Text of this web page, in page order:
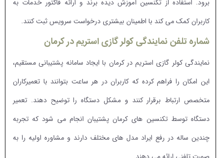
برود. استفاده از تکنسین آموزش دیده برند و ارائه فاکتور خدمات به
کاربران کمک می کند با اطمینان بیشتری درخواست سرویس ثبت کنند.
شماره تلفن نمایندگی کولر گازی استریم در کرمان
نمایندگی کولر گازی استریم در کرمان با ایجاد سامانه پشتیبانی مستقیم،
این امکان را فراهم کرده که کاربران در هر ساعت بتوانند با تعمیرکاران
متخصص ارتباط برقرار کنند و مشکل دستگاه را توضیح دهند. تعمیر
دستگاه توسط تکنسین های کرمان پشتیبان انجام می شود که تجربه
چندین ساله در رفع ایراد مدل های مختلف دارند و مشاوره اولیه را به